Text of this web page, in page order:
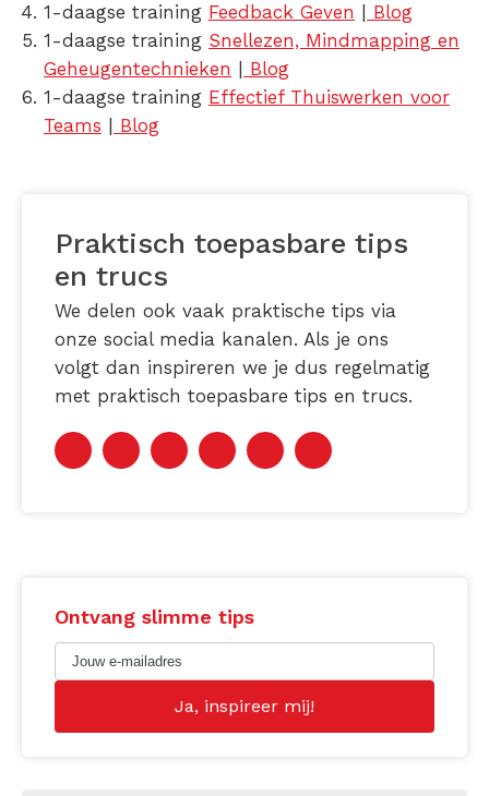
1-daagse training Feedback Geven
Blog
1-daagse training Snellezen, Mindmapping en
Geheugentechnieken
Blog
1-daagse training Effectief Thuiswerken voor
Teams
Blog
Praktisch toepasbare tips
en trucs
We delen ook vaak praktische tips via
onze social media kanalen. Als je ons
volgt dan inspireren we je dus regelmatig
met praktisch toepasbare tips en trucs.
Ontvang slimme tips